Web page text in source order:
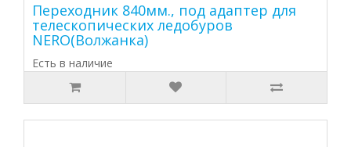
Переходник 840мм., под адаптер для
телескопических ледобуров
NERO(Волжанка)
Есть в наличие